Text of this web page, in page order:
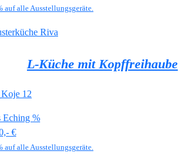
alle Ausstellungsgeräte.
L-Küche mit Kopffreihaube
12
Eching %
€
auf alle Ausstellungsgeräte.